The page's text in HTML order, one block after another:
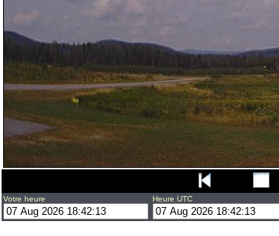
Votre heure Heure UTC